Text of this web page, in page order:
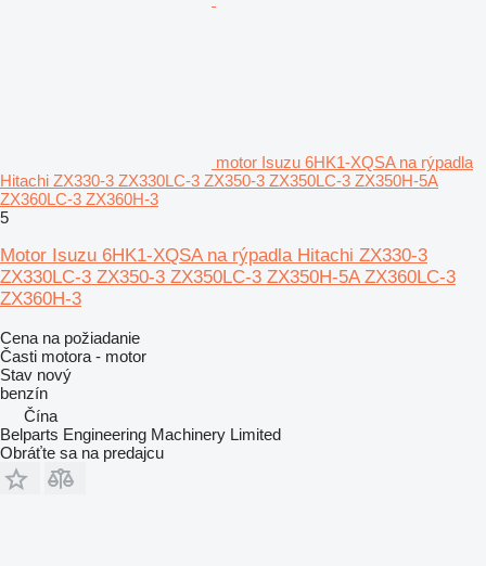
motor Isuzu 6HK1-XQSA na rýpadla
Hitachi ZX330‑3 ZX330LC‑3 ZX350‑3 ZX350LC‑3 ZX350H‑5A
ZX360LC‑3 ZX360H‑3
5
Motor Isuzu 6HK1-XQSA na rýpadla Hitachi ZX330‑3
ZX330LC‑3 ZX350‑3 ZX350LC‑3 ZX350H‑5A ZX360LC‑3
ZX360H‑3
Cena na požiadanie
Časti motora - motor
Stav nový
benzín
Čína
Belparts Engineering Machinery Limited
Obráťte sa na predajcu